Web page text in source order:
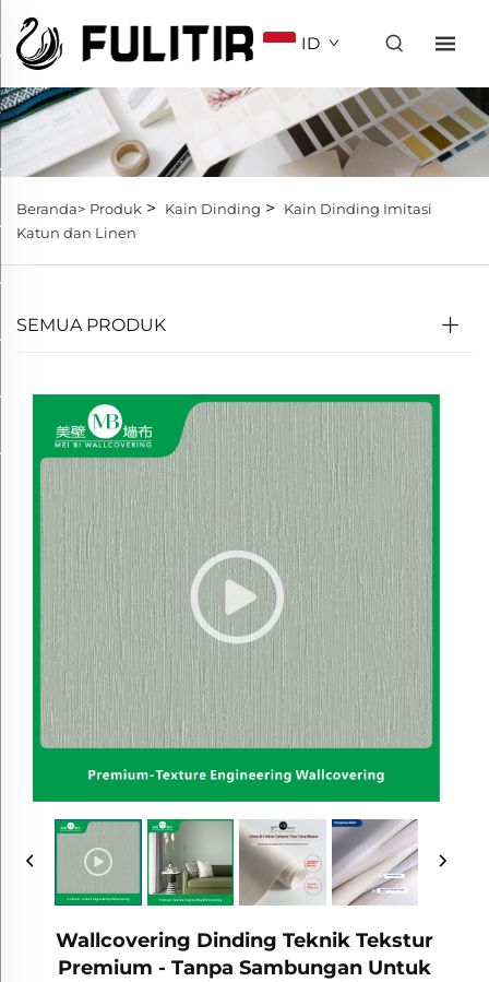
ID
Beranda> Produk > Kain Dinding >
Kain Dinding Imitasi
Katun dan Linen
SEMUA PRODUK
Wallcovering Dinding Teknik Tekstur
Premium - Tanpa Sambungan Untuk